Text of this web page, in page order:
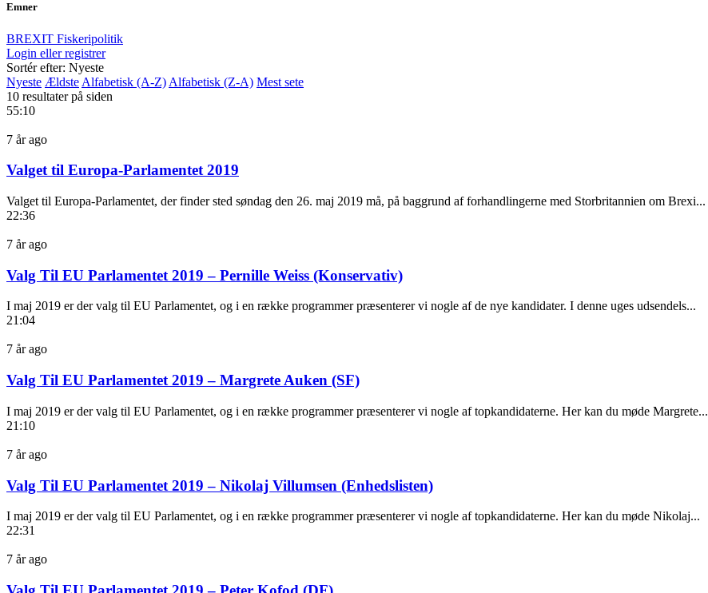
Emner
BREXIT Fiskeripolitik
Login eller registrer
Sortér efter: Nyeste
Nyeste Ældste Alfabetisk (A-Z) Alfabetisk (Z-A) Mest sete
10 resultater på siden
55:10
7 år ago
Valget til Europa-Parlamentet 2019
Valget til Europa-Parlamentet, der finder sted søndag den 26. maj 2019 må, på baggrund af forhandlingerne med Storbritannien om Brexi...
22:36
7 år ago
Valg Til EU Parlamentet 2019 – Pernille Weiss (Konservativ)
I maj 2019 er der valg til EU Parlamentet, og i en række programmer præsenterer vi nogle af de nye kandidater. I denne uges udsendels...
21:04
7 år ago
Valg Til EU Parlamentet 2019 – Margrete Auken (SF)
I maj 2019 er der valg til EU Parlamentet, og i en række programmer præsenterer vi nogle af topkandidaterne. Her kan du møde Margrete...
21:10
7 år ago
Valg Til EU Parlamentet 2019 – Nikolaj Villumsen (Enhedslisten)
I maj 2019 er der valg til EU Parlamentet, og i en række programmer præsenterer vi nogle af topkandidaterne. Her kan du møde Nikolaj...
22:31
7 år ago